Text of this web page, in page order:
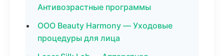
Антивозрастные программы
ООО Beauty Harmony — Уходовые
процедуры для лица